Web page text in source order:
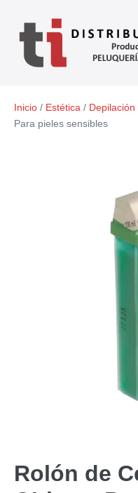
Inicio / Estética / Depilación
Para pieles sensibles
Rolón de